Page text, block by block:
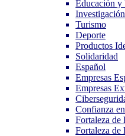
Educación y
Turismo
Deporte
Productos
Solidaridad
Español
Empresas
Empresas
Confianza
Fortaleza de
Fortaleza de